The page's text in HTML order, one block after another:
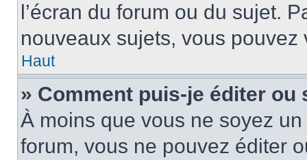
l’écran du forum ou du sujet.
nouveaux sujets, vous
Haut
» Comment puis-je éditer
À moins que vous ne soyez
forum, vous ne pouvez éditer